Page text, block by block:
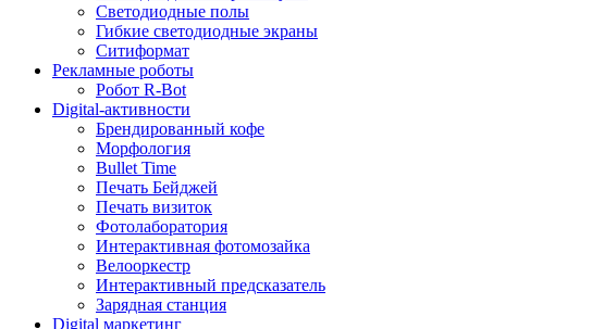
Светодиодные полы
Гибкие светодиодные экраны
Ситиформат
Рекламные роботы
Робот R-Bot
Digital-активности
Брендированный кофе
Морфология
Bullet Time
Печать Бейджей
Печать визиток
Фотолаборатория
Интерактивная фотомозайка
Велооркестр
Интерактивный предсказатель
Зарядная станция
Digital маркетинг